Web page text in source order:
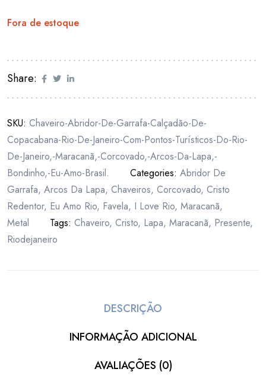
Fora de estoque
Share:
SKU: Chaveiro-Abridor-De-Garrafa-Calçadão-De-
Copacabana-Rio-De-Janeiro-Com-Pontos-Turísticos-Do-Rio-
De-Janeiro,-Maracanã,-Corcovado,-Arcos-Da-Lapa,-
Bondinho,-Eu-Amo-Brasil.
Categories: Abridor De
Garrafa, Arcos Da Lapa, Chaveiros, Corcovado, Cristo
Redentor, Eu Amo Rio, Favela, I Love Rio, Maracanã,
Metal
Tags: Chaveiro, Cristo, Lapa, Maracanã, Presente,
Riodejaneiro
DESCRIÇÃO
INFORMAÇÃO ADICIONAL
AVALIAÇÕES (0)